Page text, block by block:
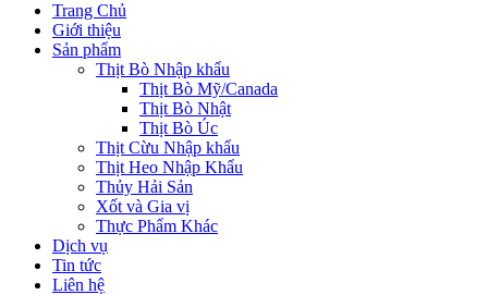
Trang Chủ
Giới thiệu
Sản phẩm
Thịt Bò Nhập khẩu
Thịt Bò Mỹ/Canada
Thịt Bò Nhật
Thịt Bò Úc
Thịt Cừu Nhập khẩu
Thịt Heo Nhập Khẩu
Thủy Hải Sản
Xốt và Gia vị
Thực Phẩm Khác
Dịch vụ
Tin tức
Liên hệ